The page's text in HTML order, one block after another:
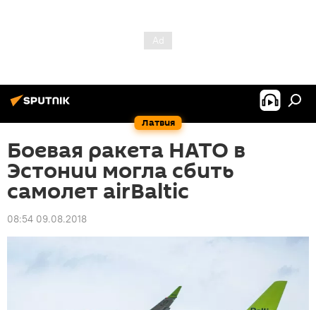
Латвия
Боевая ракета НАТО в
Эстонии могла сбить
самолет airBaltic
08:54 09.08.2018